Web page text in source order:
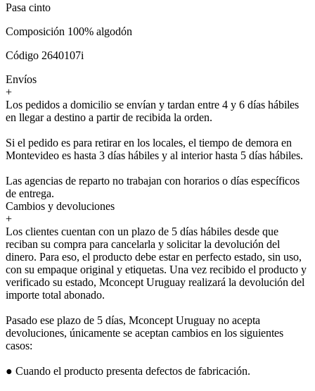
Pasa cinto
Composición 100% algodón
Código 2640107i
Envíos
+
Los pedidos a domicilio se envían y tardan entre 4 y 6 días hábiles
en llegar a destino a partir de recibida la orden.
Si el pedido es para retirar en los locales, el tiempo de demora en
Montevideo es hasta 3 días hábiles y al interior hasta 5 días hábiles.
Las agencias de reparto no trabajan con horarios o días específicos
de entrega.
Cambios y devoluciones
+
Los clientes cuentan con un plazo de 5 días hábiles desde que
reciban su compra para cancelarla y solicitar la devolución del
dinero. Para eso, el producto debe estar en perfecto estado, sin uso,
con su empaque original y etiquetas. Una vez recibido el producto y
verificado su estado, Mconcept Uruguay realizará la devolución del
importe total abonado.
Pasado ese plazo de 5 días, Mconcept Uruguay no acepta
devoluciones, únicamente se aceptan cambios en los siguientes
casos:
● Cuando el producto presenta defectos de fabricación.